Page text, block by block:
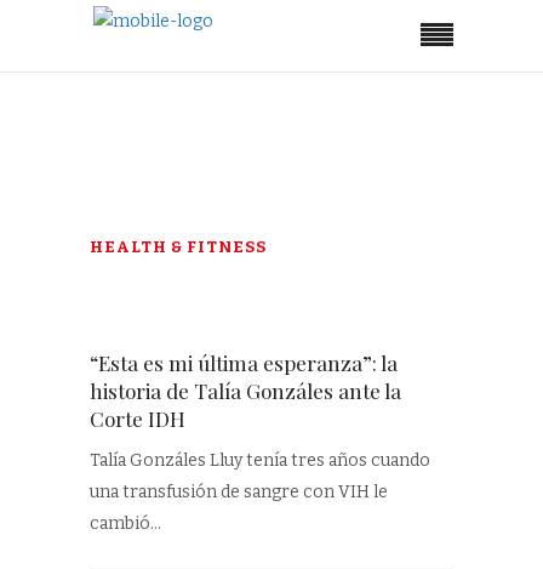
HEALTH & FITNESS
“Esta es mi última esperanza”: la
historia de Talía Gonzáles ante la
Corte IDH
Talía Gonzáles Lluy tenía tres años cuando
una transfusión de sangre con VIH le
cambió